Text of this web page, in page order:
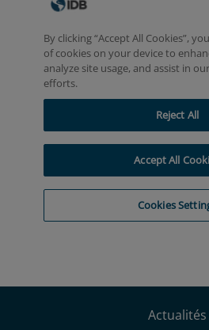
Actualités